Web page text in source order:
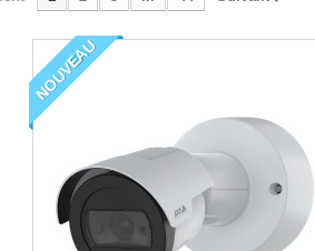
NOUVEAU